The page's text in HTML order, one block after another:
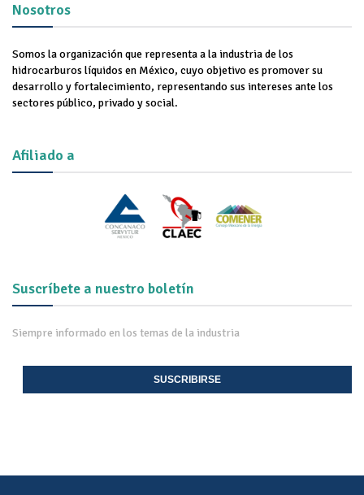
Nosotros
Somos la organización que representa a la industria de los
hidrocarburos líquidos en México, cuyo objetivo es promover su
desarrollo y fortalecimiento, representando sus intereses ante los
sectores público, privado y social.
Afiliado a
Suscríbete a nuestro boletín
Siempre informado en los temas de la industria
SUSCRIBIRSE